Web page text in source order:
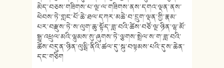
མེད་བཅས་གཟིགས་པ་ལྔ་ལ་གཟིགས་ནས་དགའ་ལྡན་ནས་
ཕེབས་ཏེ་གླང་པོ་ཆེ་ཐལ་དཀར་མཆེ་བ་དྲུག་ལྡན་གྱི་རྣམ་
པར་བརྫུས་ཏེ་ས་ལུག་ཆུ་སྟོད་ཟླ་བའི་ཚེས་བཅོ་ལྔ་ཉིན་ལྷ་མོ་
སྒྱུ་འཕྲུལ་མའི་ལྷུམས་སུ་ཞུགས་ཏེ་ལྕགས་སྤྲེལ་ས་ག་ཟླ་བའི་
ཚེས་བདུན་ཉིན་ལུམྦི་ནིའི་ཚལ་དུ་སྐུ་བལྟམས་པའི་དུས་ཆེན་
དང་གཅིག